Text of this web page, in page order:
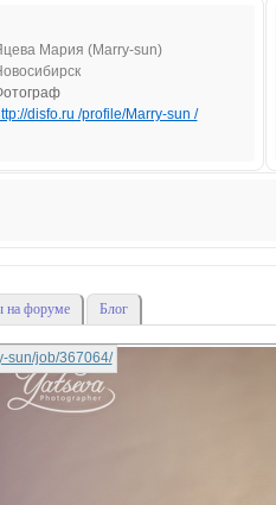
Мария (Marry-sun)
disfo.ru /profile/Marry-sun /
на форуме Блог
sun/job/367064/